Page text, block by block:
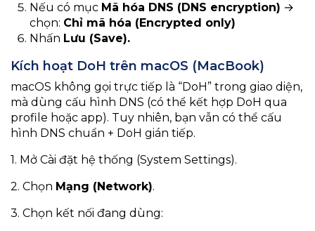
Nếu có mục Mã hóa DNS (DNS encryption) →
chọn: Chỉ mã hóa (Encrypted only)
Nhấn Lưu (Save).
Kích hoạt DoH trên macOS (MacBook)
macOS không gọi trực tiếp là “DoH” trong giao diện,
mà dùng cấu hình DNS (có thể kết hợp DoH qua
profile hoặc app). Tuy nhiên, bạn vẫn có thể cấu
hình DNS chuẩn + DoH gián tiếp.
1. Mở Cài đặt hệ thống (System Settings).
2. Chọn Mạng (Network).
3. Chọn kết nối đang dùng: